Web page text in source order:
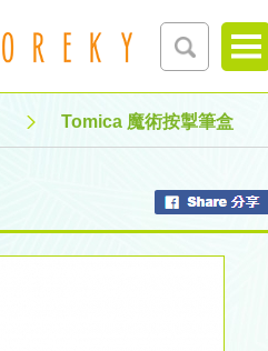
Tomica 魔術按掣筆盒